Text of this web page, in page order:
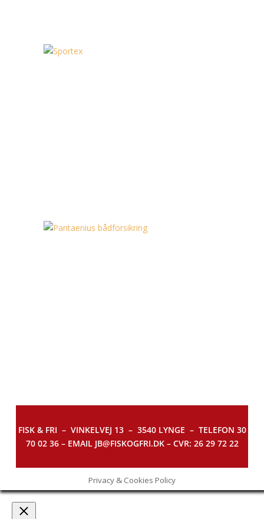
FISK & FRI – VINKELVEJ 13 – 3540 LYNGE – TELEFON 30
70 02 36 – EMAIL JB@FISKOGFRI.DK – CVR: 26 29 72 22
Privacy & Cookies Policy